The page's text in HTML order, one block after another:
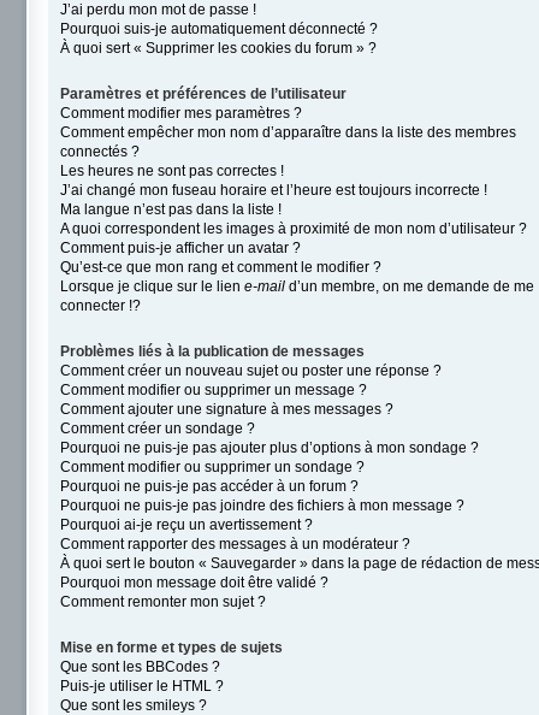
J’ai perdu mon mot de passe !
Pourquoi suis-je automatiquement déconnecté ?
À quoi sert « Supprimer les cookies du forum » ?
Paramètres et préférences de l’utilisateur
Comment modifier mes paramètres ?
Comment empêcher mon nom d’apparaître dans la liste des membres
connectés ?
Les heures ne sont pas correctes !
J’ai changé mon fuseau horaire et l’heure est toujours incorrecte !
Ma langue n’est pas dans la liste !
A quoi correspondent les images à proximité de mon nom d’utilisateur ?
Comment puis-je afficher un avatar ?
Qu’est-ce que mon rang et comment le modifier ?
Lorsque je clique sur le lien e-mail d’un membre, on me demande de me
connecter !?
Problèmes liés à la publication de messages
Comment créer un nouveau sujet ou poster une réponse ?
Comment modifier ou supprimer un message ?
Comment ajouter une signature à mes messages ?
Comment créer un sondage ?
Pourquoi ne puis-je pas ajouter plus d’options à mon sondage ?
Comment modifier ou supprimer un sondage ?
Pourquoi ne puis-je pas accéder à un forum ?
Pourquoi ne puis-je pas joindre des fichiers à mon message ?
Pourquoi ai-je reçu un avertissement ?
Comment rapporter des messages à un modérateur ?
À quoi sert le bouton « Sauvegarder » dans la page de rédaction de
Pourquoi mon message doit être validé ?
Comment remonter mon sujet ?
Mise en forme et types de sujets
Que sont les BBCodes ?
Puis-je utiliser le HTML ?
Que sont les smileys ?